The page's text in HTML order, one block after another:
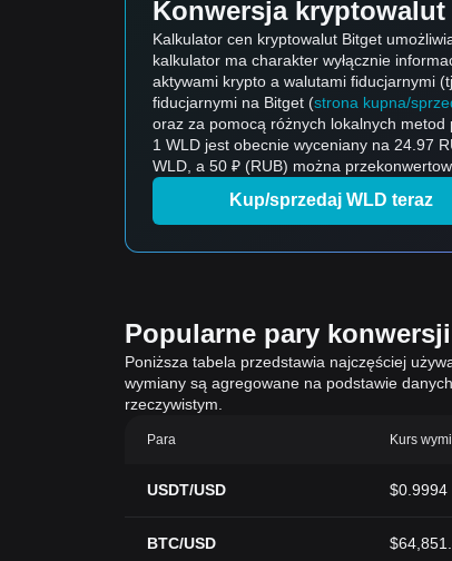
Konwersja
Kalkulator cen kryptowalut Bitget
kalkulator ma charakter wyłącznie
aktywami krypto a walutami fiducjarnymi
fiducjarnymi na Bitget (strona kupna/
oraz za pomocą różnych lokalnych metod
1 WLD jest obecnie wyceniany na 24.97
WLD, a 50 ₽ (RUB) można
Kup/sprzedaj WLD teraz
Popularne pary
Poniższa tabela przedstawia najczęściej
wymiany są agregowane na podstawie
rzeczywistym.
Para Kurs
USDT/USD $0.9994
BTC/USD